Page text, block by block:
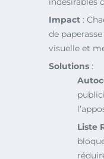
Impact :
de
visuelle et
Solutions :
Liste